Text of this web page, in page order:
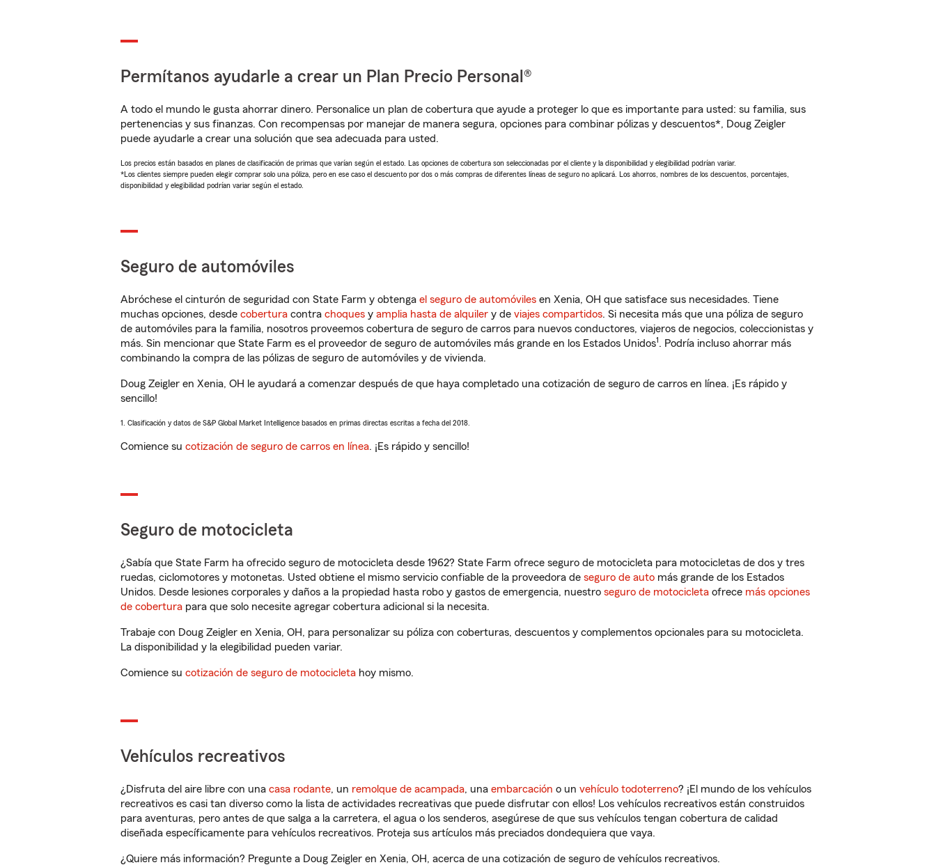
Permítanos ayudarle a crear un Plan Precio Personal®
A todo el mundo le gusta ahorrar dinero. Personalice un plan de cobertura que ayude a proteger lo que es importante para usted: su familia, sus
pertenencias y sus finanzas. Con recompensas por manejar de manera segura, opciones para combinar pólizas y descuentos*, Doug Zeigler
puede ayudarle a crear una solución que sea adecuada para usted.
Los precios están basados en planes de clasificación de primas que varían según el estado. Las opciones de cobertura son seleccionadas por el cliente y la disponibilidad y elegibilidad podrían variar.
*Los clientes siempre pueden elegir comprar solo una póliza, pero en ese caso el descuento por dos o más compras de diferentes líneas de seguro no aplicará. Los ahorros, nombres de los descuentos, porcentajes,
disponibilidad y elegibilidad podrían variar según el estado.
Seguro de automóviles
Abróchese el cinturón de seguridad con State Farm y obtenga el seguro de automóviles en Xenia, OH que satisface sus necesidades. Tiene
muchas opciones, desde cobertura contra choques y amplia hasta de alquiler y de viajes compartidos. Si necesita más que una póliza de seguro
de automóviles para la familia, nosotros proveemos cobertura de seguro de carros para nuevos conductores, viajeros de negocios, coleccionistas y
más. Sin mencionar que State Farm es el proveedor de seguro de automóviles más grande en los Estados Unidos1. Podría incluso ahorrar más
combinando la compra de las pólizas de seguro de automóviles y de vivienda.
Doug Zeigler en Xenia, OH le ayudará a comenzar después de que haya completado una cotización de seguro de carros en línea. ¡Es rápido y
sencillo!
1. Clasificación y datos de S&P Global Market Intelligence basados en primas directas escritas a fecha del 2018.
Comience su cotización de seguro de carros en línea. ¡Es rápido y sencillo!
Seguro de motocicleta
¿Sabía que State Farm ha ofrecido seguro de motocicleta desde 1962? State Farm ofrece seguro de motocicleta para motocicletas de dos y tres
ruedas, ciclomotores y motonetas. Usted obtiene el mismo servicio confiable de la proveedora de seguro de auto más grande de los Estados
Unidos. Desde lesiones corporales y daños a la propiedad hasta robo y gastos de emergencia, nuestro seguro de motocicleta ofrece más opciones
de cobertura para que solo necesite agregar cobertura adicional si la necesita.
Trabaje con Doug Zeigler en Xenia, OH, para personalizar su póliza con coberturas, descuentos y complementos opcionales para su motocicleta.
La disponibilidad y la elegibilidad pueden variar.
Comience su cotización de seguro de motocicleta hoy mismo.
Vehículos recreativos
¿Disfruta del aire libre con una casa rodante, un remolque de acampada, una embarcación o un vehículo todoterreno? ¡El mundo de los vehículos
recreativos es casi tan diverso como la lista de actividades recreativas que puede disfrutar con ellos! Los vehículos recreativos están construidos
para aventuras, pero antes de que salga a la carretera, el agua o los senderos, asegúrese de que sus vehículos tengan cobertura de calidad
diseñada específicamente para vehículos recreativos. Proteja sus artículos más preciados dondequiera que vaya.
¿Quiere más información? Pregunte a Doug Zeigler en Xenia, OH, acerca de una cotización de seguro de vehículos recreativos.